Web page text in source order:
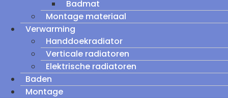
Badmat
Montage materiaal
Verwarming
Handdoekradiator
Verticale radiatoren
Elektrische radiatoren
Baden
Montage